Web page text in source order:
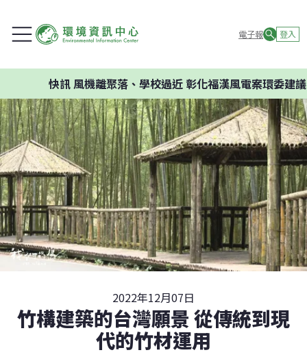
電子報 登入
風機離聚落、學校過近 彰化福漢風電案環委建議不應開發
2022年12月07日
竹構建築的台灣願景 從傳統到現
代的竹材運用